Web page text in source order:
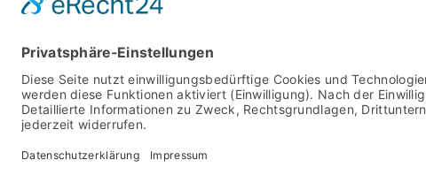
Widerrufsbelehrung
Allgemeine Geschäftsbedingungen
Impressum
Kontakt